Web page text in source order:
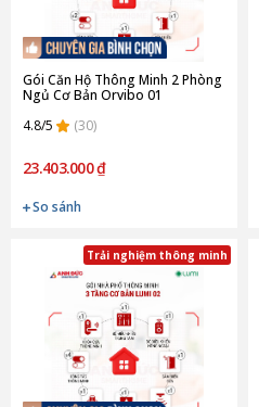
Gói Căn Hộ Thông Minh 2 Phòng
Ngủ Cơ Bản Orvibo 01
4.8/5
(30)
23.403.000 ₫
So sánh
Trải nghiệm thông minh